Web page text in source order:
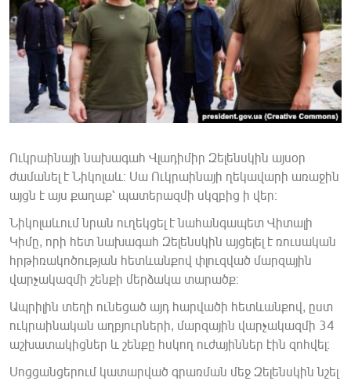
ՄԻՋԱԶԳԱՅԻՆ
ՄՇԱԿՈՒՅԹ
ՍՊՈՐՏ
ՄԵԿՆԱԲԱՆՈՒԹՅՈՒՆ
ՏՏ ԵՒ ԻՆՏԵՐՆԵՏ
ԿՈՐՈՆԱՎԻՐՈՒՍ
ԱՐԽԻՎ
ԲԱՆԱՎԵՃ
ՁԳՏԵԼՈՎ ԼԱՎԱԳՈՒՅՆԻՆ
Հայերեն
English
Ուկրաինայի նախագահ Վլադիմիր Զելենսկին այսօր
ժամանել է Նիկոլաև։ Սա Ուկրաինայի ղեկավարի առաջին
այցն է այս քաղաք՝ պատերազմի սկզբից ի վեր։
Նիկոլաևում նրան ուղեկցել է նահանգապետ Վիտալի
Կիմը, որի հետ նախագահ Զելենսկին այցելել է ռուսական
հրթիռակոծության հետևանքով փլուզված մարզային
վարչակազմի շենքի մերձակա տարածք։
Ապրիլին տեղի ունեցած այդ հարվածի հետևանքով, ըստ
ուկրաինական աղբյուրների, մարզային վարչակազմի 34
աշխատակիցներ և շենքը հսկող ուժայիններ էին զոհվել։
Սոցցանցերում կատարված գրառման մեջ Զելենսկին նշել